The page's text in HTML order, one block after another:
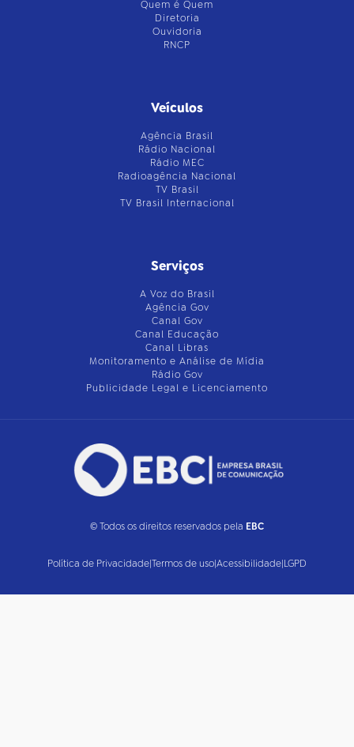
Quem é Quem
Diretoria
Ouvidoria
RNCP
Veículos
Agência Brasil
Rádio Nacional
Rádio MEC
Radioagência Nacional
TV Brasil
TV Brasil Internacional
Serviços
A Voz do Brasil
Agência Gov
Canal Gov
Canal Educação
Canal Libras
Monitoramento e Análise de Mídia
Rádio Gov
Publicidade Legal e Licenciamento
© Todos os direitos reservados pela EBC
Política de Privacidade|Termos de uso|Acessibilidade|LGPD